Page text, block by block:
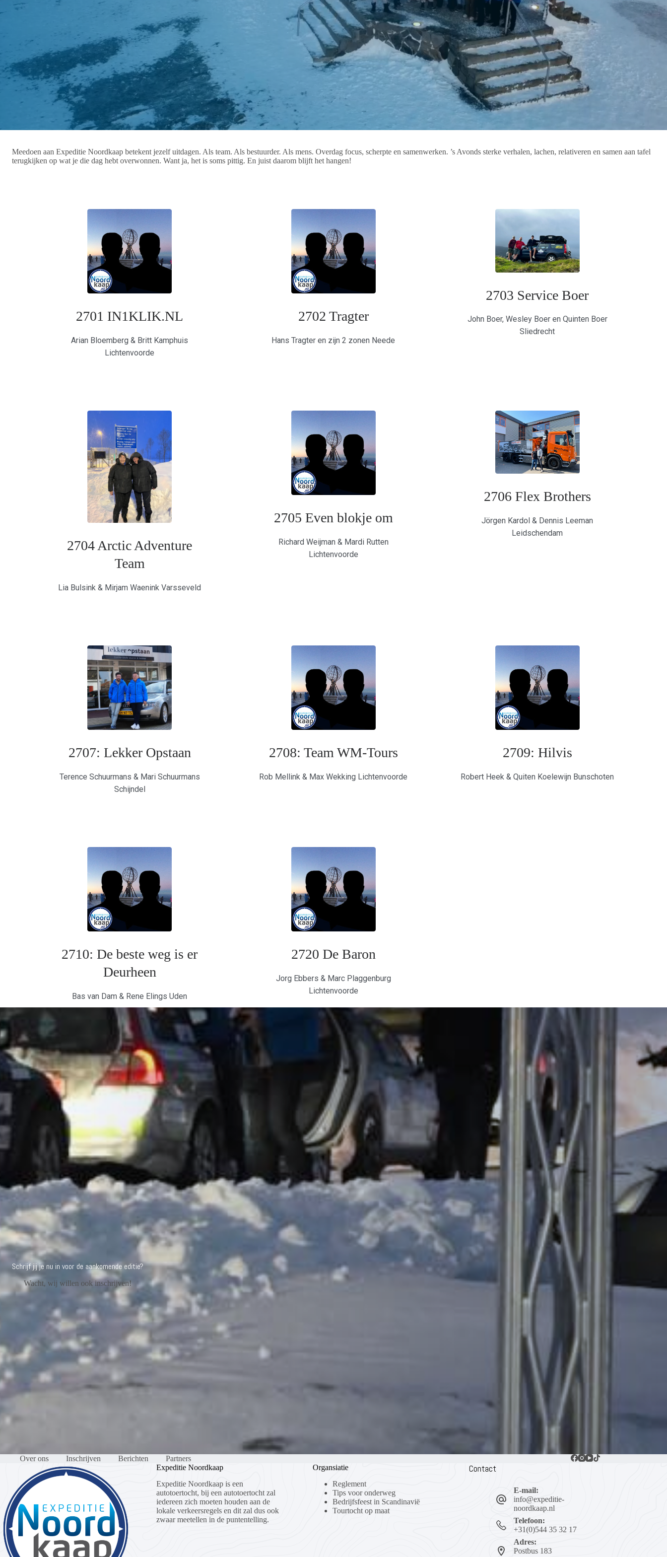
Meedoen aan Expeditie Noordkaap betekent jezelf uitdagen. Als team. Als bestuurder. Als mens. Overdag focus, scherpte en samenwerken. ’s Avonds sterke verhalen, lachen, relativeren en samen aan tafel
terugkijken op wat je die dag hebt overwonnen. Want ja, het is soms pittig. En juist daarom blijft het hangen!
2701 IN1KLIK.NL
Arian Bloemberg & Britt Kamphuis
Lichtenvoorde
2702 Tragter
Hans Tragter en zijn 2 zonen Neede
2703 Service Boer
John Boer, Wesley Boer en Quinten Boer
Sliedrecht
2704 Arctic Adventure
Team
Lia Bulsink & Mirjam Waenink Varsseveld
2705 Even blokje om
Richard Weijman & Mardi Rutten
Lichtenvoorde
2706 Flex Brothers
Jörgen Kardol & Dennis Leeman
Leidschendam
2707: Lekker Opstaan
Terence Schuurmans & Mari Schuurmans
Schijndel
2708: Team WM-Tours
Rob Mellink & Max Wekking Lichtenvoorde
2709: Hilvis
Robert Heek & Quiten Koelewijn Bunschoten
2710: De beste weg is er
Deurheen
Bas van Dam & Rene Elings Uden
2720 De Baron
Jorg Ebbers & Marc Plaggenburg
Lichtenvoorde
Om Expeditie Noordkaap zo goed mogelijk te volgen zullen alle teams worden uitgerust met een “track ’n trace” systeem. Op dit systeem kunnen thuisblijvers het gewenste team 24 uur per dag volgen gedurende
de Expeditie. Daarnaast zal de organisatie zoveel mogelijk berichten en media tijdens de toertocht namens de teams plaatsen. Meer weten over Expeditie Noordkaap,
Schrijf jij je nu in voor de aankomende editie?
Wacht, wij willen ook inschrijven!
Over ons Inschrijven Berichten
Partners
Expeditie Noordkaap
Expeditie Noordkaap is een
autotoertocht, bij een autotoertocht zal
iedereen zich moeten houden aan de
lokale verkeersregels en dit zal dus ook
zwaar meetellen in de puntentelling.
Organsiatie
Reglement
Tips voor onderweg
Bedrijfsfeest in Scandinavië
Tourtocht op maat
Contact
E-mail:
info@expeditie-
noordkaap.nl
Telefoon:
+31(0)544 35 32 17
Adres:
Postbus 183